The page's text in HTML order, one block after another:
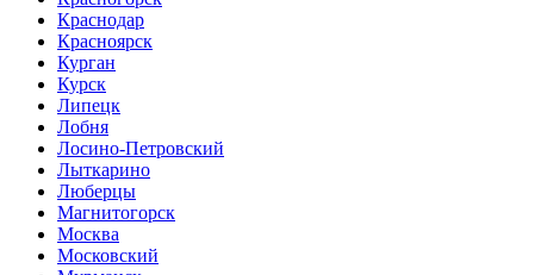
Краснодар
Красноярск
Курган
Курск
Липецк
Лобня
Лосино-Петровский
Лыткарино
Люберцы
Магнитогорск
Москва
Московский